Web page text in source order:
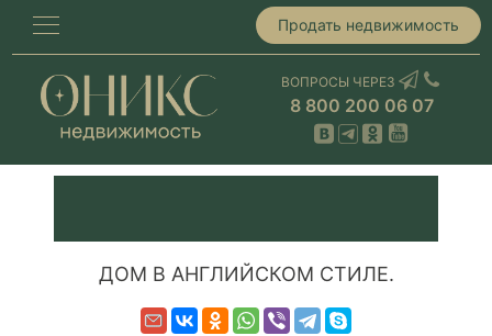
Продать недвижимость
ВОПРОСЫ ЧЕРЕЗ
8 800 200 06 07
ДОМ В АНГЛИЙСКОМ СТИЛЕ.